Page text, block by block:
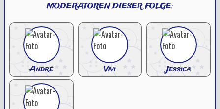
MODERATOREN DIESER FOLGE:
André Vivi Jessica